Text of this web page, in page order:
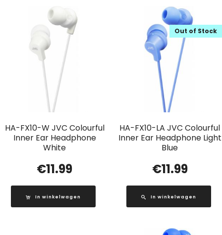
HA-FX10-W JVC Colourful
Inner Ear Headphone
White
€11.99
In winkelwagen
HA-FX10-LA JVC Colourful
Inner Ear Headphone Light
Blue
Out of Stock
€11.99
In winkelwagen